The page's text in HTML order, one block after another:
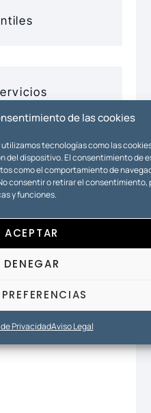
de las cookies
tecnologías como las
del dispositivo. El consentimiento de
como el comportamiento de
consentir o retirar el consentimiento,
y funciones.
ACEPTAR
DENEGAR
PrivacidadAviso Legal
e Internet